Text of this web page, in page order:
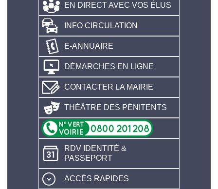
EN DIRECT AVEC VOS ÉLUS
INFO CIRCULATION
E-ANNUAIRE
DÉMARCHES EN LIGNE
CONTACTER LA MAIRIE
THÉÂTRE DES PÉNITENTS
RDV IDENTITÉ &
PASSEPORT
ACCÈS RAPIDES